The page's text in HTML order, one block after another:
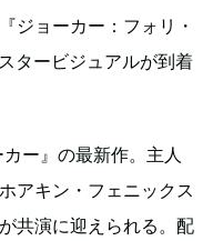
ジョーカー：フォリ・
タービジュアルが到着
ー』の最新作。主人
アキン・フェニックス
共演に迎えられる。配